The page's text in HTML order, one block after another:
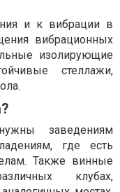
и к вибрации в
вибрационных
изолирующие
стеллажи,
заведениям
где есть
Также винные
клубах,